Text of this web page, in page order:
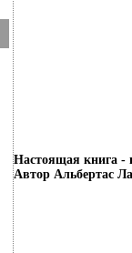
Настоящая книга -
Автор Альбертас